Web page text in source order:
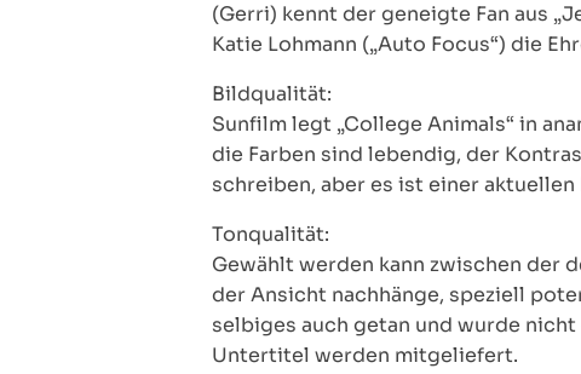
(Gerri) kennt der geneigte Fan aus
Katie Lohmann („Auto Focus“) die
Bildqualität:
Sunfilm legt „College Animals“ in
die Farben sind lebendig, der
schreiben, aber es ist einer
Tonqualität:
Gewählt werden kann zwischen der
der Ansicht nachhänge, speziell
selbiges auch getan und wurde
Untertitel werden mitgeliefert.